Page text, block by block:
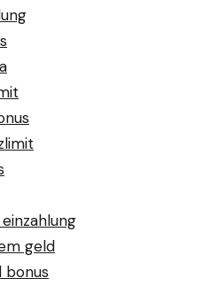
geld
bonus